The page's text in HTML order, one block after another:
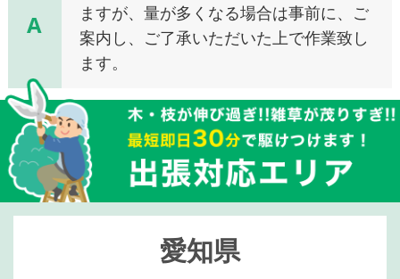
A
ますが、量が多くなる場合は事前に、ご
案内し、ご了承いただいた上で作業致し
ます。
愛知県